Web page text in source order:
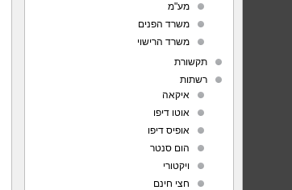
מע"מ
משרד הפנים
משרד הרישוי
תקשורת
רשתות
איקאה
אוטו דיפו
אופיס דיפו
הום סנטר
ויקטורי
חצי חינם